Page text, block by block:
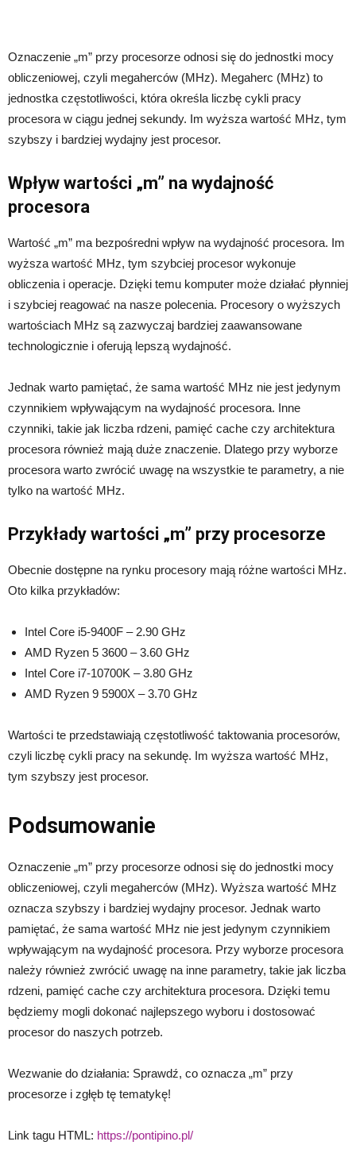
Oznaczenie „m” przy procesorze odnosi się do jednostki mocy
obliczeniowej, czyli megaherców (MHz). Megaherc (MHz) to
jednostka częstotliwości, która określa liczbę cykli pracy
procesora w ciągu jednej sekundy. Im wyższa wartość MHz, tym
szybszy i bardziej wydajny jest procesor.
Wpływ wartości „m” na wydajność
procesora
Wartość „m” ma bezpośredni wpływ na wydajność procesora. Im
wyższa wartość MHz, tym szybciej procesor wykonuje
obliczenia i operacje. Dzięki temu komputer może działać płynniej
i szybciej reagować na nasze polecenia. Procesory o wyższych
wartościach MHz są zazwyczaj bardziej zaawansowane
technologicznie i oferują lepszą wydajność.
Jednak warto pamiętać, że sama wartość MHz nie jest jedynym
czynnikiem wpływającym na wydajność procesora. Inne
czynniki, takie jak liczba rdzeni, pamięć cache czy architektura
procesora również mają duże znaczenie. Dlatego przy wyborze
procesora warto zwrócić uwagę na wszystkie te parametry, a nie
tylko na wartość MHz.
Przykłady wartości „m” przy procesorze
Obecnie dostępne na rynku procesory mają różne wartości MHz.
Oto kilka przykładów:
Intel Core i5-9400F – 2.90 GHz
AMD Ryzen 5 3600 – 3.60 GHz
Intel Core i7-10700K – 3.80 GHz
AMD Ryzen 9 5900X – 3.70 GHz
Wartości te przedstawiają częstotliwość taktowania procesorów,
czyli liczbę cykli pracy na sekundę. Im wyższa wartość MHz,
tym szybszy jest procesor.
Podsumowanie
Oznaczenie „m” przy procesorze odnosi się do jednostki mocy
obliczeniowej, czyli megaherców (MHz). Wyższa wartość MHz
oznacza szybszy i bardziej wydajny procesor. Jednak warto
pamiętać, że sama wartość MHz nie jest jedynym czynnikiem
wpływającym na wydajność procesora. Przy wyborze procesora
należy również zwrócić uwagę na inne parametry, takie jak liczba
rdzeni, pamięć cache czy architektura procesora. Dzięki temu
będziemy mogli dokonać najlepszego wyboru i dostosować
procesor do naszych potrzeb.
Wezwanie do działania: Sprawdź, co oznacza „m” przy
procesorze i zgłęb tę tematykę!
Link tagu HTML: https://pontipino.pl/